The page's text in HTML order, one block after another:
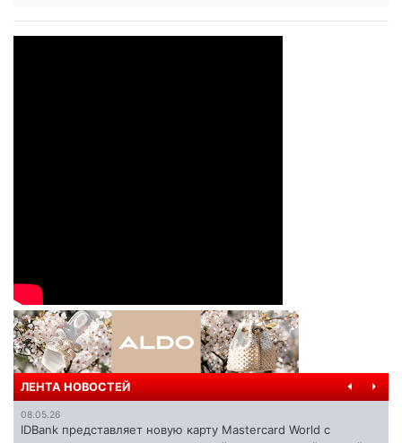
ЛЕНТА НОВОСТЕЙ
08.05.26
IDBank представляет новую карту Mastercard World с